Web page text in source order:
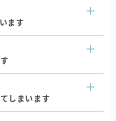
ます
しまいます